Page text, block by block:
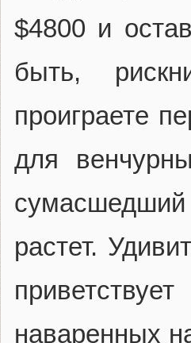
$4800 и
быть,
проиграете
для
сумасшедший
растет.
наваренных